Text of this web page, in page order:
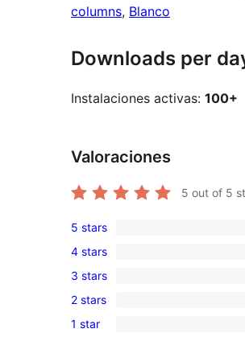
columns, Blanco
Downloads per
Instalaciones activas: 100+
Valoraciones
5 out of 5
2
5-
star
reviews
5 stars
0
4-
star
reviews
4 stars
0
3-
star
3 stars
0
2-
2 stars
0
1 star